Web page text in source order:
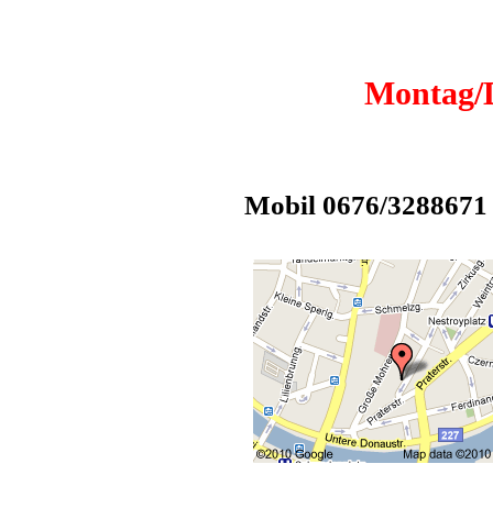
Montag/
Mobil 0676/3288671